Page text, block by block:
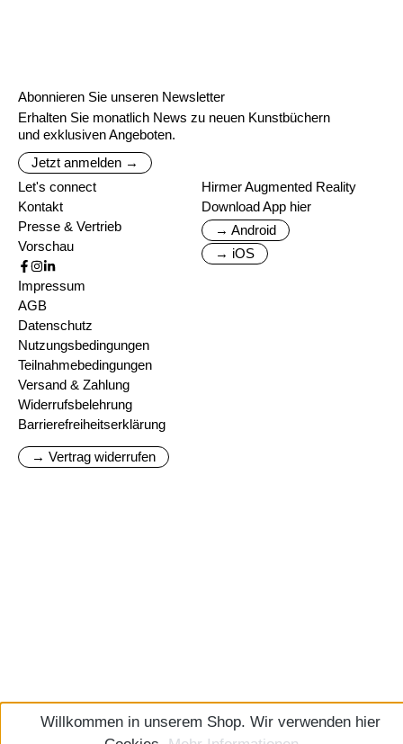
Abonnieren Sie unseren Newsletter
Erhalten Sie monatlich News zu neuen Kunstbüchern
und exklusiven Angeboten.
Jetzt anmelden →
Let's connect
Kontakt
Presse & Vertrieb
Vorschau
Hirmer Augmented Reality
Download App hier
→ Android
→ iOS
Impressum
AGB
Datenschutz
Nutzungsbedingungen
Teilnahmebedingungen
Versand & Zahlung
Widerrufsbelehrung
Barrierefreiheitserklärung
→ Vertrag widerrufen
Willkommen in unserem Shop. Wir verwenden hier